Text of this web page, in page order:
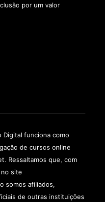
por um valor
Digital funciona como
de cursos online
Ressaltamos que, com
site
somos afiliados,
de outras instituições